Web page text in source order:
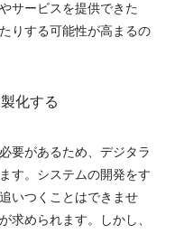
サービスを提供できた
りする可能性が高まるの
化する
要があるため、デジタラ
す。システムの開発をす
いつくことはできませ
求められます。しかし、